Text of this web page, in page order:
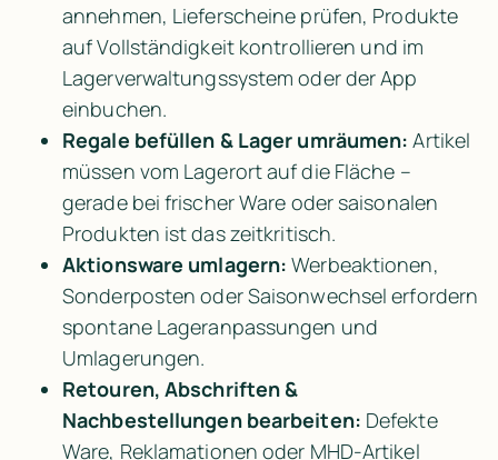
annehmen, Lieferscheine prüfen, Produkte
auf Vollständigkeit kontrollieren und im
Lagerverwaltungssystem oder der App
einbuchen.
Regale befüllen & Lager umräumen: Artikel
müssen vom Lagerort auf die Fläche –
gerade bei frischer Ware oder saisonalen
Produkten ist das zeitkritisch.
Aktionsware umlagern: Werbeaktionen,
Sonderposten oder Saisonwechsel erfordern
spontane Lageranpassungen und
Umlagerungen.
Retouren, Abschriften &
Nachbestellungen bearbeiten: Defekte
Ware, Reklamationen oder MHD-Artikel